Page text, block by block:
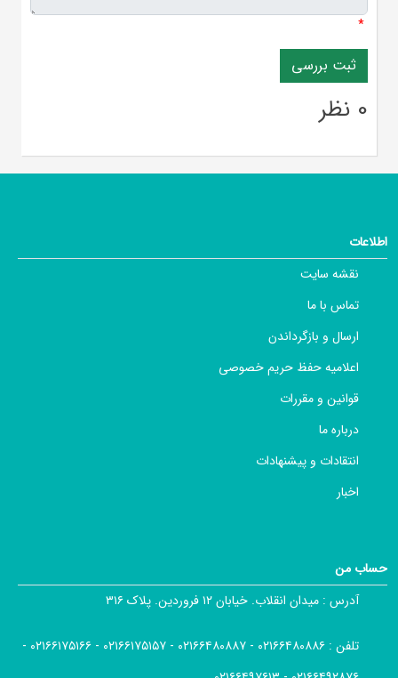
*
0 نظر
اطلاعات
نقشه سایت
تماس با ما
ارسال و بازگرداندن
اعلامیه حفظ حریم خصوصی
قوانین و مقررات
درباره ما
انتقادات و پیشنهادات
اخبار
حساب من
آدرس : میدان انقلاب. خیابان ۱۲ فروردین. پلاک ۳۱۶
تلفن :
۰۲۱۶۶۴۸۰۸۸۶ - ۰۲۱۶۶۴۸۰۸۸۷ - ۰۲۱۶۶۱۷۵۱۵۷ - ۰۲۱۶۶۱۷۵۱۶۶ -